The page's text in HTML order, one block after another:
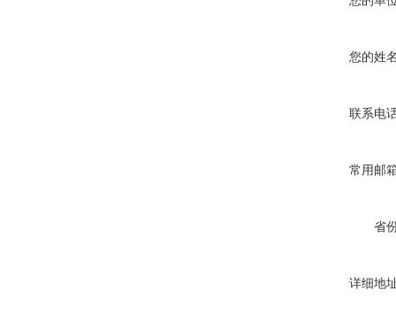
您的姓
联系电
常用邮
省
详细地